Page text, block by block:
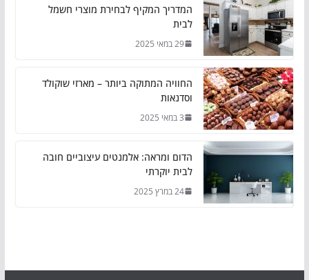
המדריך המקיף לבחירת מוצרי חשמל
לבית
29 במאי 2025
החוויה המתוקה ביותר – מארזי שוקולד
וסדנאות
3 במאי 2025
הדום ומראה: אלמנטים עיצוביים חובה
לבית יוקרתי
24 במרץ 2025